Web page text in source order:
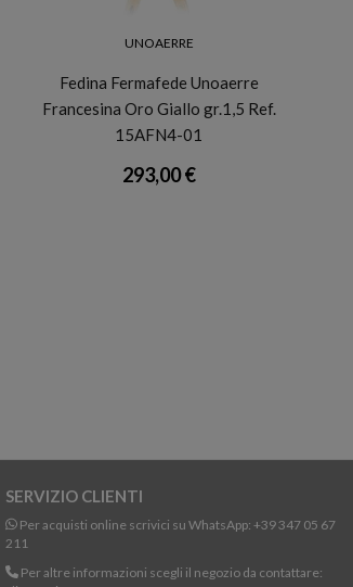
UNOAERRE
Fedina Fermafede Unoaerre
Francesina Oro Giallo gr.1,5 Ref.
15AFN4-01
293,00 €
SERVIZIO CLIENTI
Per acquisti online scrivici su WhatsApp: +39 347 05 67
211
Per altre informazioni scegli il negozio da contattare: